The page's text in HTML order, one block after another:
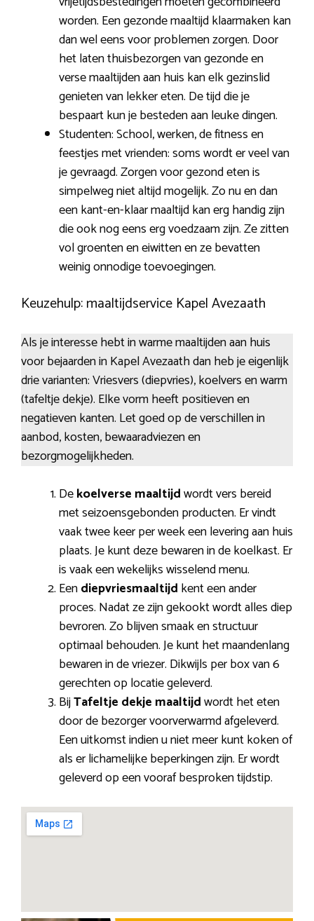
worden. Een gezonde maaltijd klaarmaken kan
dan wel eens voor problemen zorgen. Door
het laten thuisbezorgen van gezonde en
verse maaltijden aan huis kan elk gezinslid
genieten van lekker eten. De tijd die je
bespaart kun je besteden aan leuke dingen.
Studenten: School, werken, de fitness en
feestjes met vrienden: soms wordt er veel van
je gevraagd. Zorgen voor gezond eten is
simpelweg niet altijd mogelijk. Zo nu en dan
een kant-en-klaar maaltijd kan erg handig zijn
die ook nog eens erg voedzaam zijn. Ze zitten
vol groenten en eiwitten en ze bevatten
weinig onnodige toevoegingen.
Keuzehulp: maaltijdservice Kapel Avezaath
Als je interesse hebt in warme maaltijden aan huis
voor bejaarden in Kapel Avezaath dan heb je eigenlijk
drie varianten: Vriesvers (diepvries), koelvers en warm
(tafeltje dekje). Elke vorm heeft positieven en
negatieven kanten. Let goed op de verschillen in
aanbod, kosten, bewaaradviezen en
bezorgmogelijkheden.
Dekoelverse maaltijdwordt vers bereid
met seizoensgebonden producten. Er vindt
vaak twee keer per week een levering aan huis
plaats. Je kunt deze bewaren in de koelkast. Er
is vaak een wekelijks wisselend menu.
Eendiepvriesmaaltijd kent een ander
proces. Nadat ze zijn gekookt wordt alles diep
bevroren. Zo blijven smaak en structuur
optimaal behouden. Je kunt het maandenlang
bewaren in de vriezer. Dikwijls per box van 6
gerechten op locatie geleverd.
BijTafeltje dekje maaltijdwordt het eten
door de bezorger voorverwarmd afgeleverd.
Een uitkomst indien u niet meer kunt koken of
als er lichamelijke beperkingen zijn. Er wordt
geleverd op een vooraf besproken tijdstip.